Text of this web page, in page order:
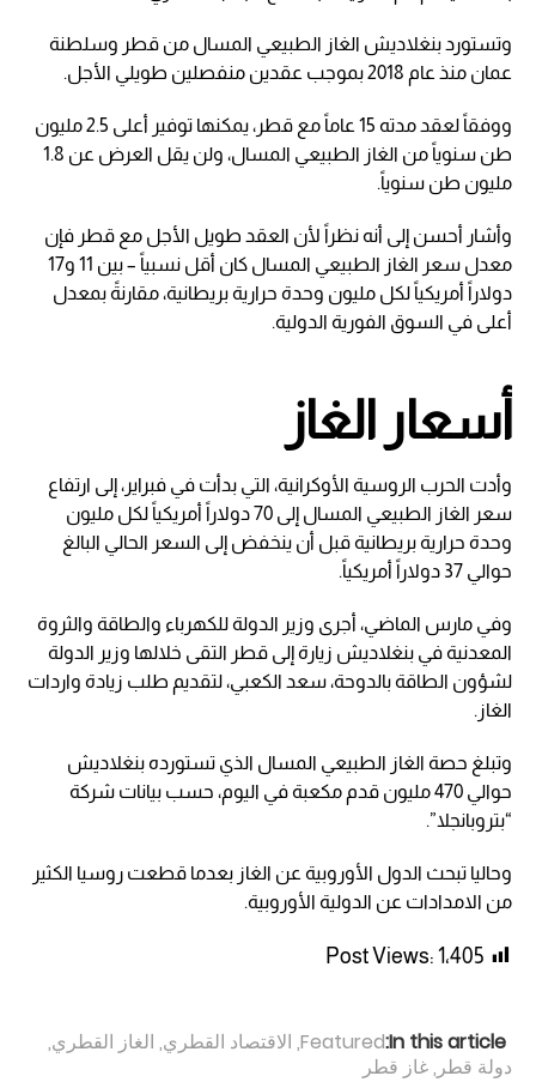
وتستورد بنغلاديش الغاز الطبيعي المسال من قطر وسلطنة
عمان منذ عام 2018 بموجب عقدين منفصلين طويلي الأجل.
ووفقاً لعقد مدته 15 عاماً مع قطر، يمكنها توفير أعلى 2.5 مليون
طن سنوياً من الغاز الطبيعي المسال، ولن يقل العرض عن 1.8
مليون طن سنوياً.
وأشار أحسن إلى أنه نظراً لأن العقد طويل الأجل مع قطر فإن
معدل سعر الغاز الطبيعي المسال كان أقل نسبياً – بين 11 و17
دولاراً أمريكياً لكل مليون وحدة حرارية بريطانية، مقارنةً بمعدل
أعلى في السوق الفورية الدولية.
أسعار الغاز
وأدت الحرب الروسية الأوكرانية، التي بدأت في فبراير، إلى ارتفاع
سعر الغاز الطبيعي المسال إلى 70 دولاراً أمريكياً لكل مليون
وحدة حرارية بريطانية قبل أن ينخفض إلى السعر الحالي البالغ
حوالي 37 دولاراً أمريكياً.
وفي مارس الماضي، أجرى وزير الدولة للكهرباء والطاقة والثروة
المعدنية في بنغلاديش زيارة إلى قطر التقى خلالها وزير الدولة
لشؤون الطاقة بالدوحة، سعد الكعبي، لتقديم طلب زيادة واردات
الغاز.
وتبلغ حصة الغاز الطبيعي المسال الذي تستورده بنغلاديش
حوالي 470 مليون قدم مكعبة في اليوم، حسب بيانات شركة
“بتروبانجلا”.
وحاليا تبحث الدول الأوروبية عن الغاز بعدما قطعت روسيا الكثير
من الامدادات عن الدولية الأوروبية.
Post Views: 1٬405
In this article:
Featured
, الاقتصاد القطري, الغاز القطري,
دولة قطر ,غاز قطر